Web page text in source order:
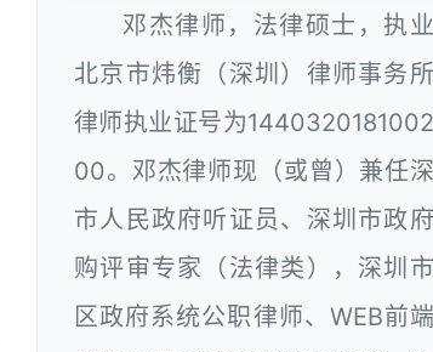
邓杰律师，法律硕士，执
北京市炜衡（深圳）律师事务所
律师执业证号为
00。邓杰律师现（或曾）兼任
市人民政府听证员、深圳市政
购评审专家（法律类），深圳
区政府系统公职律师、WEB前